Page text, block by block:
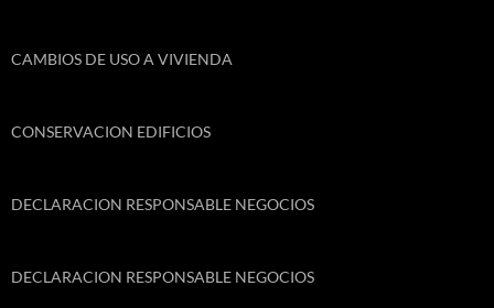
CAMBIOS DE USO A VIVIENDA
CONSERVACION EDIFICIOS
DECLARACION RESPONSABLE NEGOCIOS
DECLARACION RESPONSABLE NEGOCIOS